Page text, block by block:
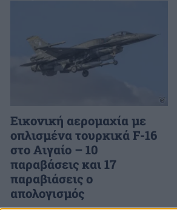
Εικονική αερομαχία με
οπλισμένα τουρκικά F-16
στο Αιγαίο – 10
παραβάσεις και 17
παραβιάσεις ο
απολογισμός